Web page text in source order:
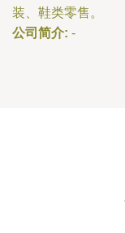
装、鞋类零售。
公司简介: -